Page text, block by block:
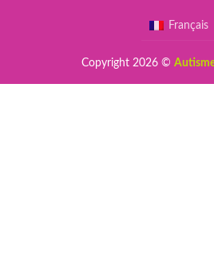
Français
Copyright 2026 ©